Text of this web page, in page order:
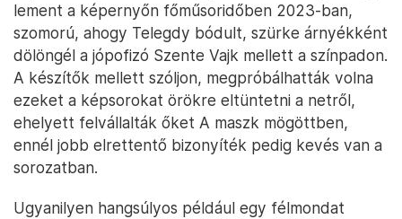
lement a képernyőn főműsoridőben 2023-ban,
szomorú, ahogy Telegdy bódult, szürke árnyékként
dölöngél a jópofizó Szente Vajk mellett a színpadon.
A készítők mellett szóljon, megpróbálhatták volna
ezeket a képsorokat örökre eltüntetni a netről,
ehelyett felvállalták őket A maszk mögöttben,
ennél jobb elrettentő bizonyíték pedig kevés van a
sorozatban.
Ugyanilyen hangsúlyos például egy félmondat